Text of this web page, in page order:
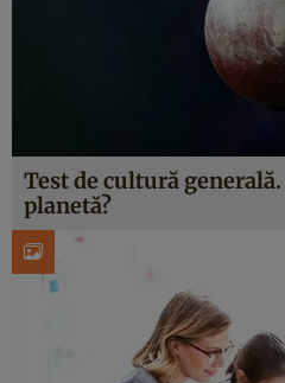
Test de cultură
planetă?